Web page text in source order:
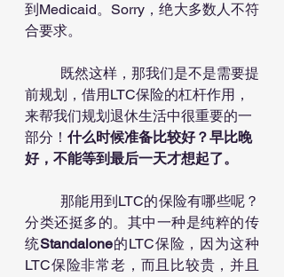
到Medicaid。Sorry，绝大多数人不符
合要求。
前规划，借用LTC保险的杠杆作用，
来帮我们规划退休生活中很重要的一
部分！ 什么时候准备比较好？早比晚
好，不能等到最后一天才想起了。
	那能用到LTC的保险有哪些呢？
分类还挺多的。其中一种是纯粹的传
统Standalone的LTC保险，因为这种
LTC保险非常老，而且比较贵，并且